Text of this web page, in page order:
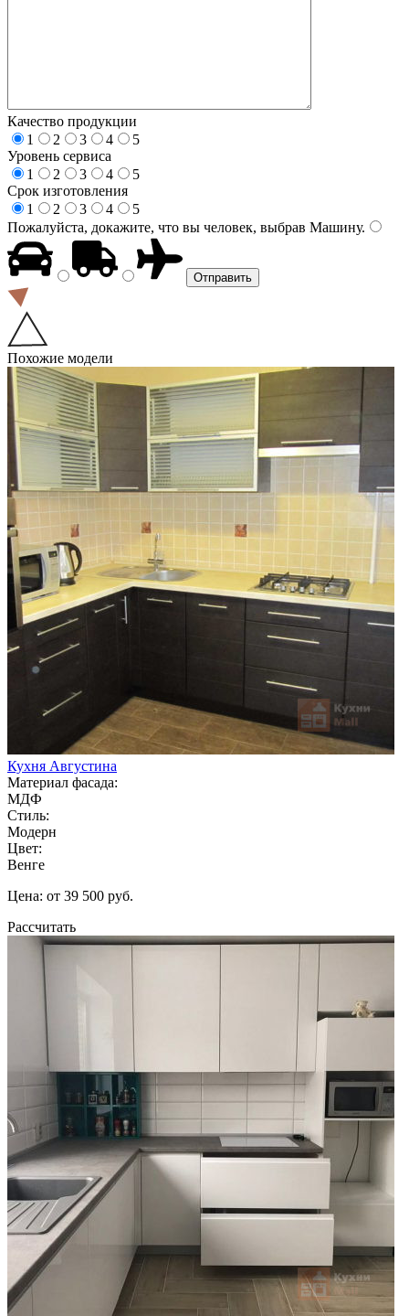
Качество продукции
1
2 3 4
5
Уровень сервиса
1
2 3 4
5
Срок изготовления
1
2 3 4
5
Пожалуйста, докажите, что вы человек, выбрав Машину.
Похожие модели
Кухня Августина
Материал фасада:
МДФ
Стиль:
Модерн
Цвет:
Венге
Цена: от 39 500 руб.
Рассчитать